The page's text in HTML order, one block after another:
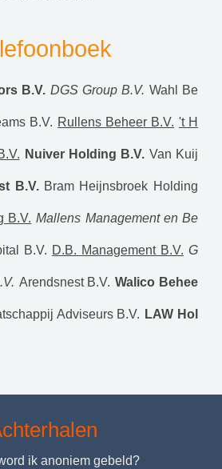
B.V. DGS Group B.V. Wahl Be
B.V. Rullens Beheer B.V. 't H
Nuiver Holding B.V. Van Kuij
B.V. Bram Heijnsbroek Holding
B.V. Mallens Management en Be
B.V. D.B. Management B.V. G
Arendsnest B.V. Walico Behee
Adviseurs B.V. LAW Hol
word ik anoniem gebeld?